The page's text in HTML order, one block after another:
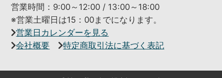
営業時間：9:00～12:00 / 13:00～18:00
※営業土曜日は15：00までになります。
営業日カレンダーを見る
会社概要
特定商取引法に基づく表記